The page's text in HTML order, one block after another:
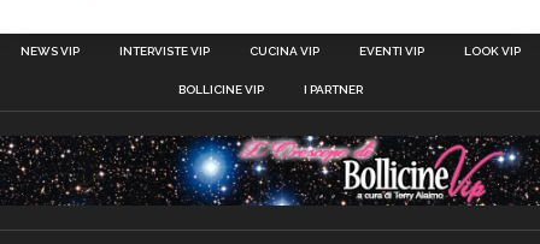
NEWS VIP INTERVISTE VIP CUCINA VIP EVENTI VIP LOOK VIP
BOLLICINE VIP I PARTNER